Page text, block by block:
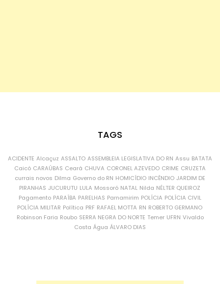
TAGS
ACIDENTE Alcaçuz ASSALTO ASSEMBLEIA LEGISLATIVA DO RN Assu BATATA
Caicó CARAÚBAS Ceará CHUVA CORONEL AZEVEDO CRIME CRUZETA
currais novos Dilma Governo do RN HOMICÍDIO INCÊNDIO JARDIM DE
PIRANHAS JUCURUTU LULA Mossoró NATAL Nilda NÉLTER QUEIROZ
Pagamento PARAÍBA PARELHAS Parnamirim POLÍCIA POLÍCIA CIVIL
POLÍCIA MILITAR Política PRF RAFAEL MOTTA RN ROBERTO GERMANO
Robinson Faria Roubo SERRA NEGRA DO NORTE Temer UFRN Vivaldo
Costa Água ÁLVARO DIAS